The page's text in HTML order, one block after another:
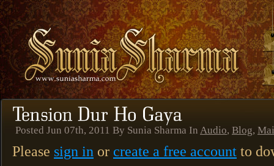
Posted Jun 07th, 2011 By Sunia Sharma In Audio, Blog,
Please sign in or create a free account to